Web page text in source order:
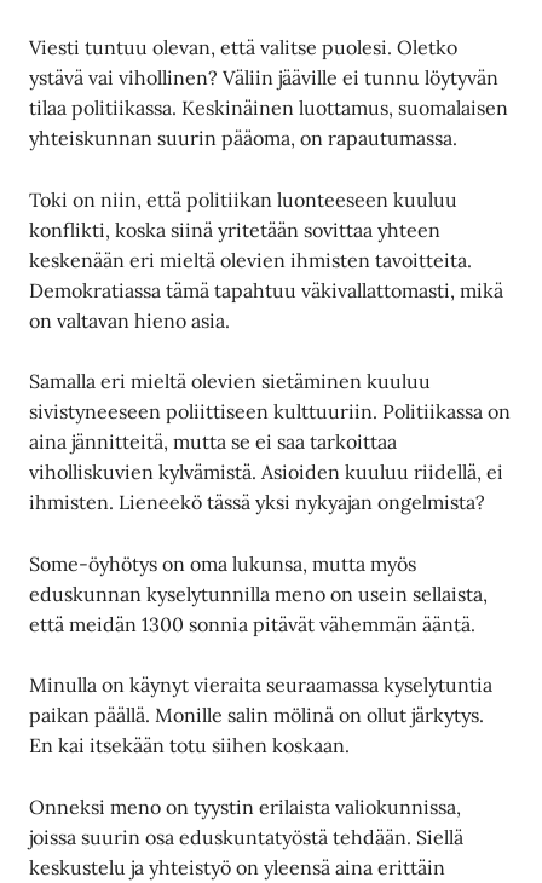
Viesti tuntuu olevan, että valitse puolesi. Oletko
ystävä vai vihollinen? Väliin jääville ei tunnu löytyvän
tilaa politiikassa. Keskinäinen luottamus, suomalaisen
yhteiskunnan suurin pääoma, on rapautumassa.
Toki on niin, että politiikan luonteeseen kuuluu
konflikti, koska siinä yritetään sovittaa yhteen
keskenään eri mieltä olevien ihmisten tavoitteita.
Demokratiassa tämä tapahtuu väkivallattomasti, mikä
on valtavan hieno asia.
Samalla eri mieltä olevien sietäminen kuuluu
sivistyneeseen poliittiseen kulttuuriin. Politiikassa on
aina jännitteitä, mutta se ei saa tarkoittaa
viholliskuvien kylvämistä. Asioiden kuuluu riidellä, ei
ihmisten. Lieneekö tässä yksi nykyajan ongelmista?
Some-öyhötys on oma lukunsa, mutta myös
eduskunnan kyselytunnilla meno on usein sellaista,
että meidän 1300 sonnia pitävät vähemmän ääntä.
Minulla on käynyt vieraita seuraamassa kyselytuntia
paikan päällä. Monille salin mölinä on ollut järkytys.
En kai itsekään totu siihen koskaan.
Onneksi meno on tyystin erilaista valiokunnissa,
joissa suurin osa eduskuntatyöstä tehdään. Siellä
keskustelu ja yhteistyö on yleensä aina erittäin